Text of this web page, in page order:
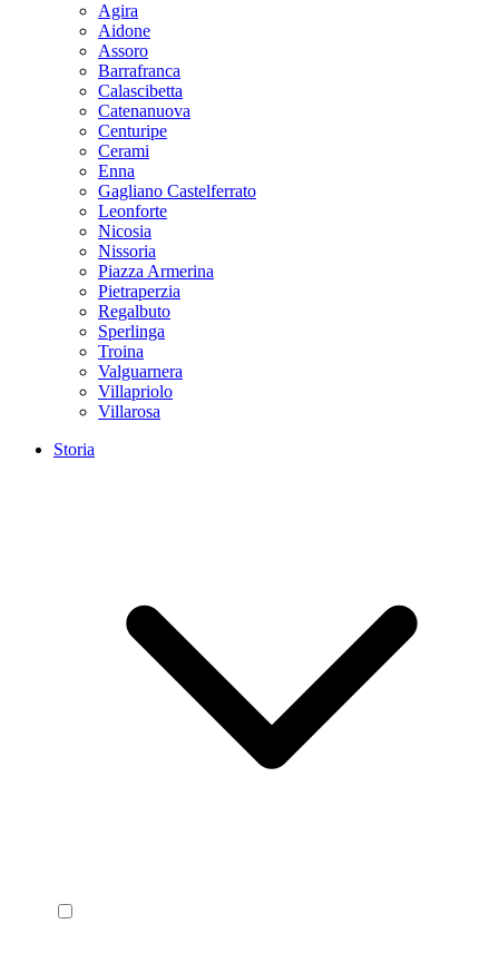
Agira
Aidone
Assoro
Barrafranca
Calascibetta
Catenanuova
Centuripe
Cerami
Enna
Gagliano Castelferrato
Leonforte
Nicosia
Nissoria
Piazza Armerina
Pietraperzia
Regalbuto
Sperlinga
Troina
Valguarnera
Villapriolo
Villarosa
Storia